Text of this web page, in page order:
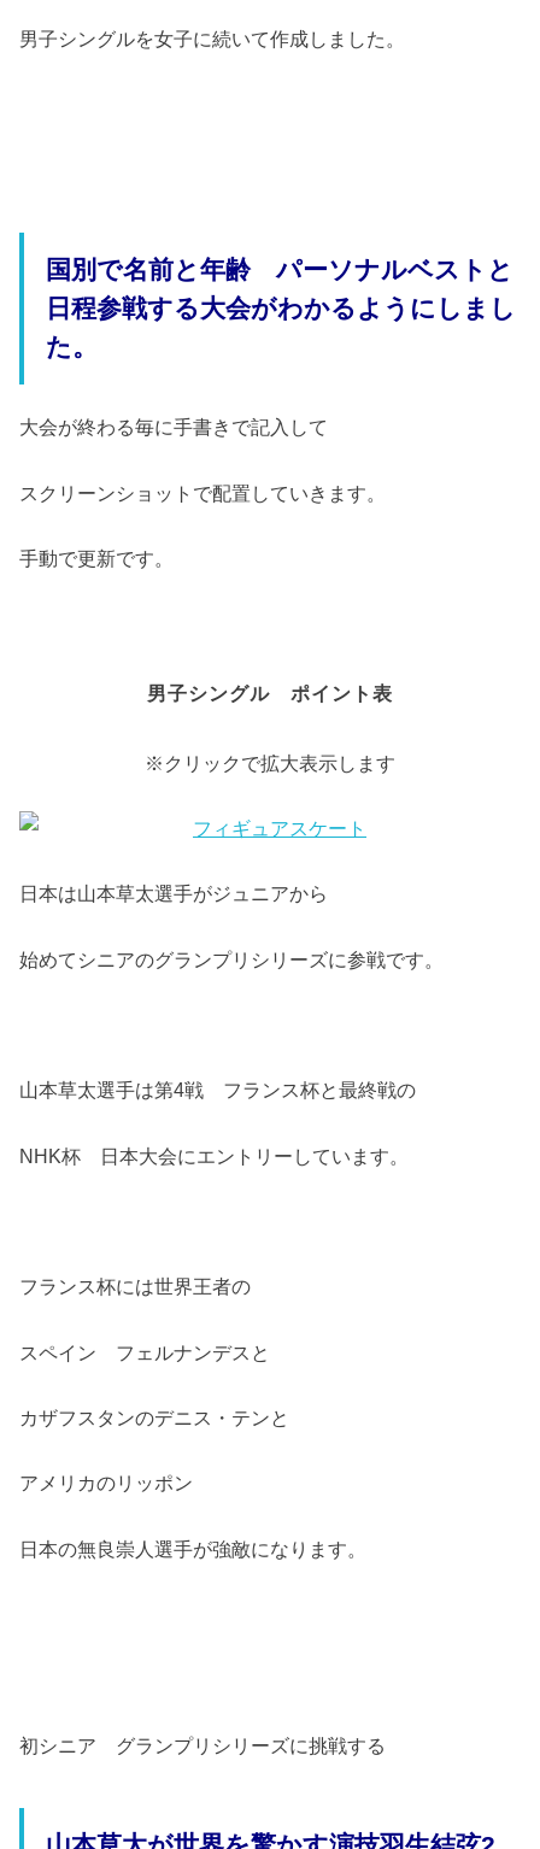
男子シングルを女子に続いて作成しました。
国別で名前と年齢 パーソナルベストと
日程参戦する大会がわかるようにしまし
た。
大会が終わる毎に手書きで記入して
スクリーンショットで配置していきます。
手動で更新です。
男子シングル ポイント表
※クリックで拡大表示します
日本は山本草太選手がジュニアから
始めてシニアのグランプリシリーズに参戦です。
山本草太選手は第4戦 フランス杯と最終戦の
NHK杯 日本大会にエントリーしています。
フランス杯には世界王者の
スペイン フェルナンデスと
カザフスタンのデニス・テンと
アメリカのリッポン
日本の無良崇人選手が強敵になります。
初シニア グランプリシリーズに挑戦する